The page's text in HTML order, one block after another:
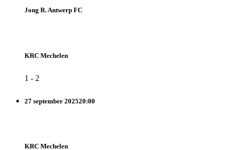
Jong R. Antwerp FC
KRC Mechelen
1 - 2
27 september 202520:00
KRC Mechelen